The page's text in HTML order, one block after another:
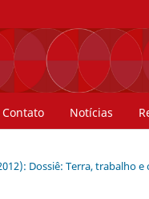
Contato Notícias
Dossiê: Terra, trabalho